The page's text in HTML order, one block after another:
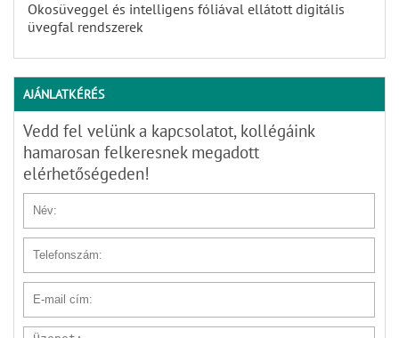
Okosüveggel és intelligens fóliával ellátott digitális
üvegfal rendszerek
AJÁNLATKÉRÉS
Vedd fel velünk a kapcsolatot, kollégáink
hamarosan felkeresnek megadott
elérhetőségeden!
Név
Telefonszám
E-mail cím